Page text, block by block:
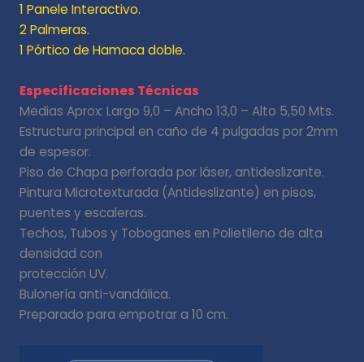
1 Panele Interactivo.
2 Palmeras.
1 Pórtico de Hamaca doble.
Especificaciones Técnicas
Medias Aprox: Largo 9,0 – Ancho 13,0 – Alto 5,50 Mts.
Estructura principal en caño de 4 pulgadas por 2mm
de espesor.
Piso de Chapa perforada por láser, antideslizante.
Pintura Microtexturada (Antideslizante) en pisos,
puentes y escaleras.
Techos, Tubos y Toboganes en Polietileno de alta
densidad con
protección UV.
Bulonería anti-vandálica.
Preparado para empotrar a 10 cm.